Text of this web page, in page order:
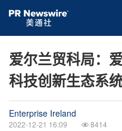
爱尔兰贸科局：
科技创新生态系
Enterprise Ireland
2022-12-21 16:09 8414